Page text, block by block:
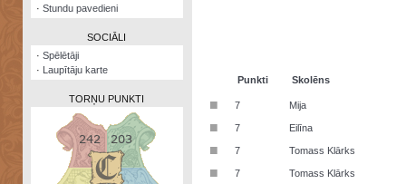
· Stundu pavedieni
SOCIĀLI
· Spēlētāji
· Laupītāju karte
TORŅU PUNKTI
Punkti Skolēns
■ 7 Mija
■ 7 Eilīna
■ 7 Tomass Klārks
■ 7 Tomass Klārks